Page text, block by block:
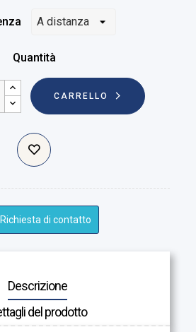
Quantità
CARRELLO
Richiesta di contatto
Descrizione
del prodotto